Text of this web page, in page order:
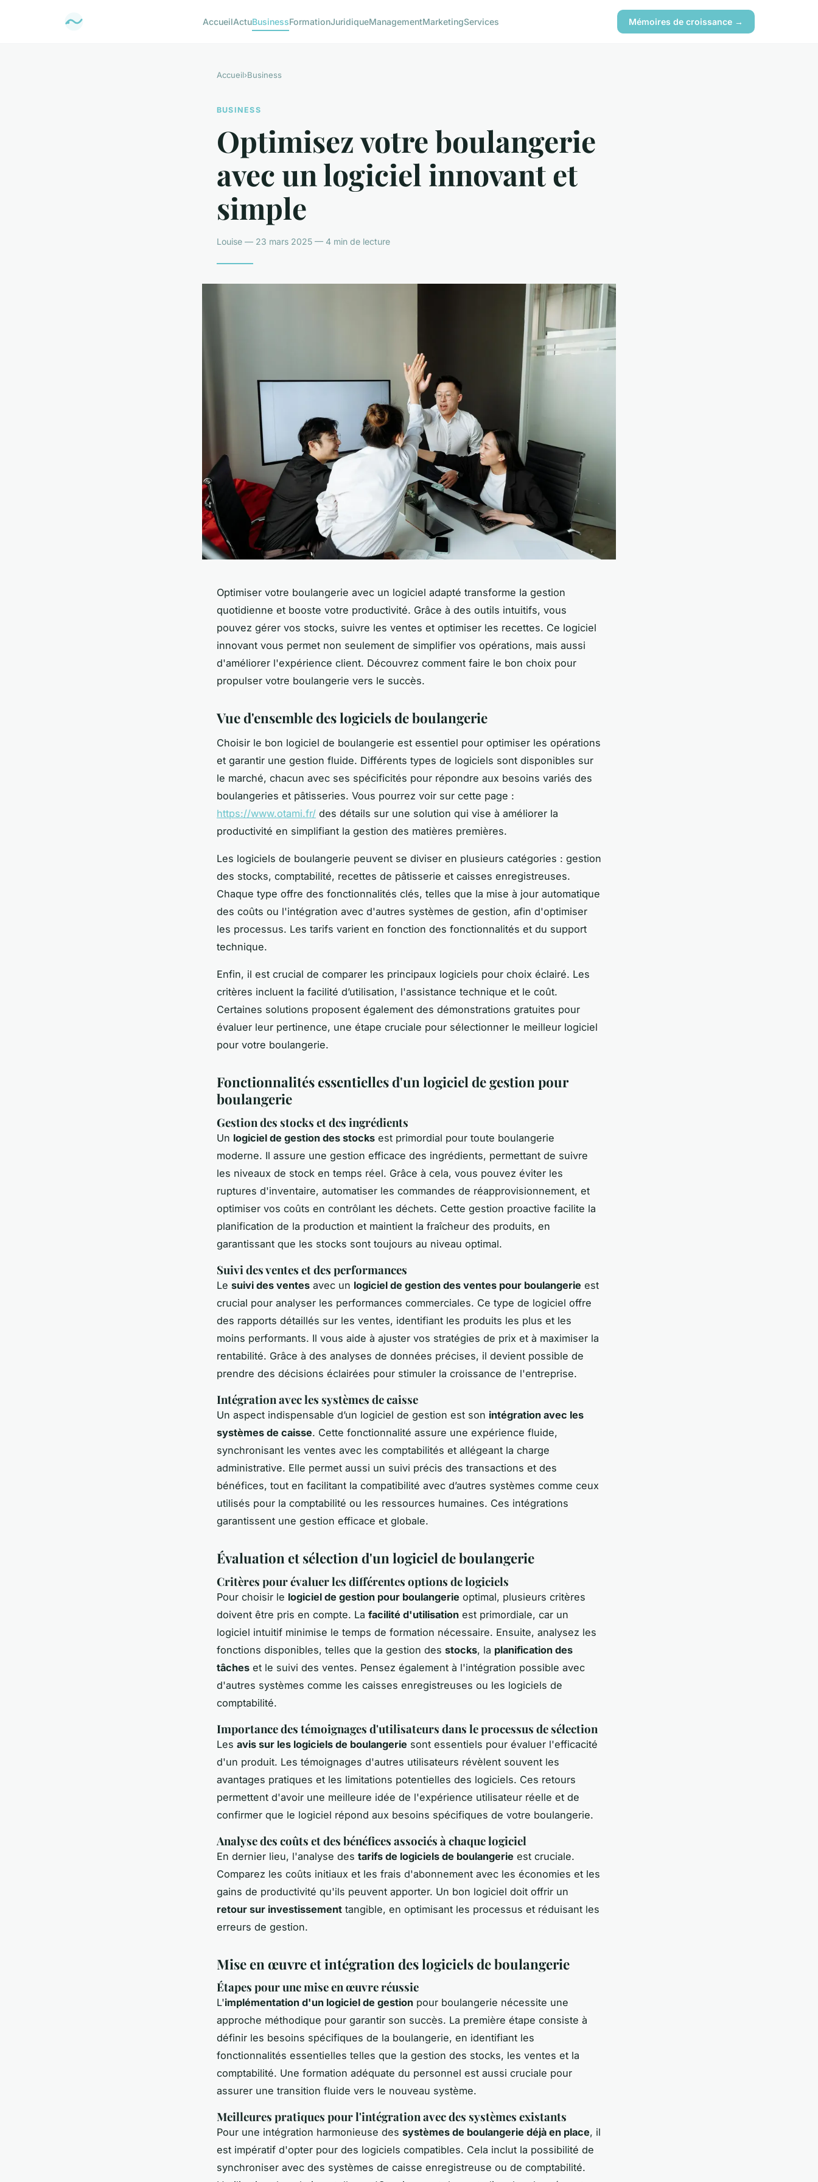
AccueilActuBusinessFormationJuridiqueManagementMarketingServices Mémoires de croissance →
Accueil›Business
BUSINESS
Optimisez votre boulangerie
avec un logiciel innovant et
simple
Louise — 23 mars 2025 — 4 min de lecture
Optimiser votre boulangerie avec un logiciel adapté transforme la gestion
quotidienne et booste votre productivité. Grâce à des outils intuitifs, vous
pouvez gérer vos stocks, suivre les ventes et optimiser les recettes. Ce logiciel
innovant vous permet non seulement de simplifier vos opérations, mais aussi
d'améliorer l'expérience client. Découvrez comment faire le bon choix pour
propulser votre boulangerie vers le succès.
Vue d'ensemble des logiciels de boulangerie
Choisir le bon logiciel de boulangerie est essentiel pour optimiser les opérations
et garantir une gestion fluide. Différents types de logiciels sont disponibles sur
le marché, chacun avec ses spécificités pour répondre aux besoins variés des
boulangeries et pâtisseries. Vous pourrez voir sur cette page :
https://www.otami.fr/ des détails sur une solution qui vise à améliorer la
productivité en simplifiant la gestion des matières premières.
Les logiciels de boulangerie peuvent se diviser en plusieurs catégories : gestion
des stocks, comptabilité, recettes de pâtisserie et caisses enregistreuses.
Chaque type offre des fonctionnalités clés, telles que la mise à jour automatique
des coûts ou l'intégration avec d'autres systèmes de gestion, afin d'optimiser
les processus. Les tarifs varient en fonction des fonctionnalités et du support
technique.
Enfin, il est crucial de comparer les principaux logiciels pour choix éclairé. Les
critères incluent la facilité d’utilisation, l'assistance technique et le coût.
Certaines solutions proposent également des démonstrations gratuites pour
évaluer leur pertinence, une étape cruciale pour sélectionner le meilleur logiciel
pour votre boulangerie.
Fonctionnalités essentielles d'un logiciel de gestion pour
boulangerie
Gestion des stocks et des ingrédients
Un logiciel de gestion des stocks est primordial pour toute boulangerie
moderne. Il assure une gestion efficace des ingrédients, permettant de suivre
les niveaux de stock en temps réel. Grâce à cela, vous pouvez éviter les
ruptures d'inventaire, automatiser les commandes de réapprovisionnement, et
optimiser vos coûts en contrôlant les déchets. Cette gestion proactive facilite la
planification de la production et maintient la fraîcheur des produits, en
garantissant que les stocks sont toujours au niveau optimal.
Suivi des ventes et des performances
Le suivi des ventes avec un logiciel de gestion des ventes pour boulangerie est
crucial pour analyser les performances commerciales. Ce type de logiciel offre
des rapports détaillés sur les ventes, identifiant les produits les plus et les
moins performants. Il vous aide à ajuster vos stratégies de prix et à maximiser la
rentabilité. Grâce à des analyses de données précises, il devient possible de
prendre des décisions éclairées pour stimuler la croissance de l'entreprise.
Intégration avec les systèmes de caisse
Un aspect indispensable d’un logiciel de gestion est son intégration avec les
systèmes de caisse. Cette fonctionnalité assure une expérience fluide,
synchronisant les ventes avec les comptabilités et allégeant la charge
administrative. Elle permet aussi un suivi précis des transactions et des
bénéfices, tout en facilitant la compatibilité avec d’autres systèmes comme ceux
utilisés pour la comptabilité ou les ressources humaines. Ces intégrations
garantissent une gestion efficace et globale.
Évaluation et sélection d'un logiciel de boulangerie
Critères pour évaluer les différentes options de logiciels
Pour choisir le logiciel de gestion pour boulangerie optimal, plusieurs critères
doivent être pris en compte. La facilité d'utilisation est primordiale, car un
logiciel intuitif minimise le temps de formation nécessaire. Ensuite, analysez les
fonctions disponibles, telles que la gestion des stocks, la planification des
tâches et le suivi des ventes. Pensez également à l'intégration possible avec
d'autres systèmes comme les caisses enregistreuses ou les logiciels de
comptabilité.
Importance des témoignages d'utilisateurs dans le processus de sélection
Les avis sur les logiciels de boulangerie sont essentiels pour évaluer l'efficacité
d'un produit. Les témoignages d'autres utilisateurs révèlent souvent les
avantages pratiques et les limitations potentielles des logiciels. Ces retours
permettent d'avoir une meilleure idée de l'expérience utilisateur réelle et de
confirmer que le logiciel répond aux besoins spécifiques de votre boulangerie.
Analyse des coûts et des bénéfices associés à chaque logiciel
En dernier lieu, l'analyse des tarifs de logiciels de boulangerie est cruciale.
Comparez les coûts initiaux et les frais d'abonnement avec les économies et les
gains de productivité qu'ils peuvent apporter. Un bon logiciel doit offrir un
retour sur investissement tangible, en optimisant les processus et réduisant les
erreurs de gestion.
Mise en œuvre et intégration des logiciels de boulangerie
Étapes pour une mise en œuvre réussie
L'implémentation d'un logiciel de gestion pour boulangerie nécessite une
approche méthodique pour garantir son succès. La première étape consiste à
définir les besoins spécifiques de la boulangerie, en identifiant les
fonctionnalités essentielles telles que la gestion des stocks, les ventes et la
comptabilité. Une formation adéquate du personnel est aussi cruciale pour
assurer une transition fluide vers le nouveau système.
Meilleures pratiques pour l'intégration avec des systèmes existants
Pour une intégration harmonieuse des systèmes de boulangerie déjà en place, il
est impératif d'opter pour des logiciels compatibles. Cela inclut la possibilité de
synchroniser avec des systèmes de caisse enregistreuse ou de comptabilité.